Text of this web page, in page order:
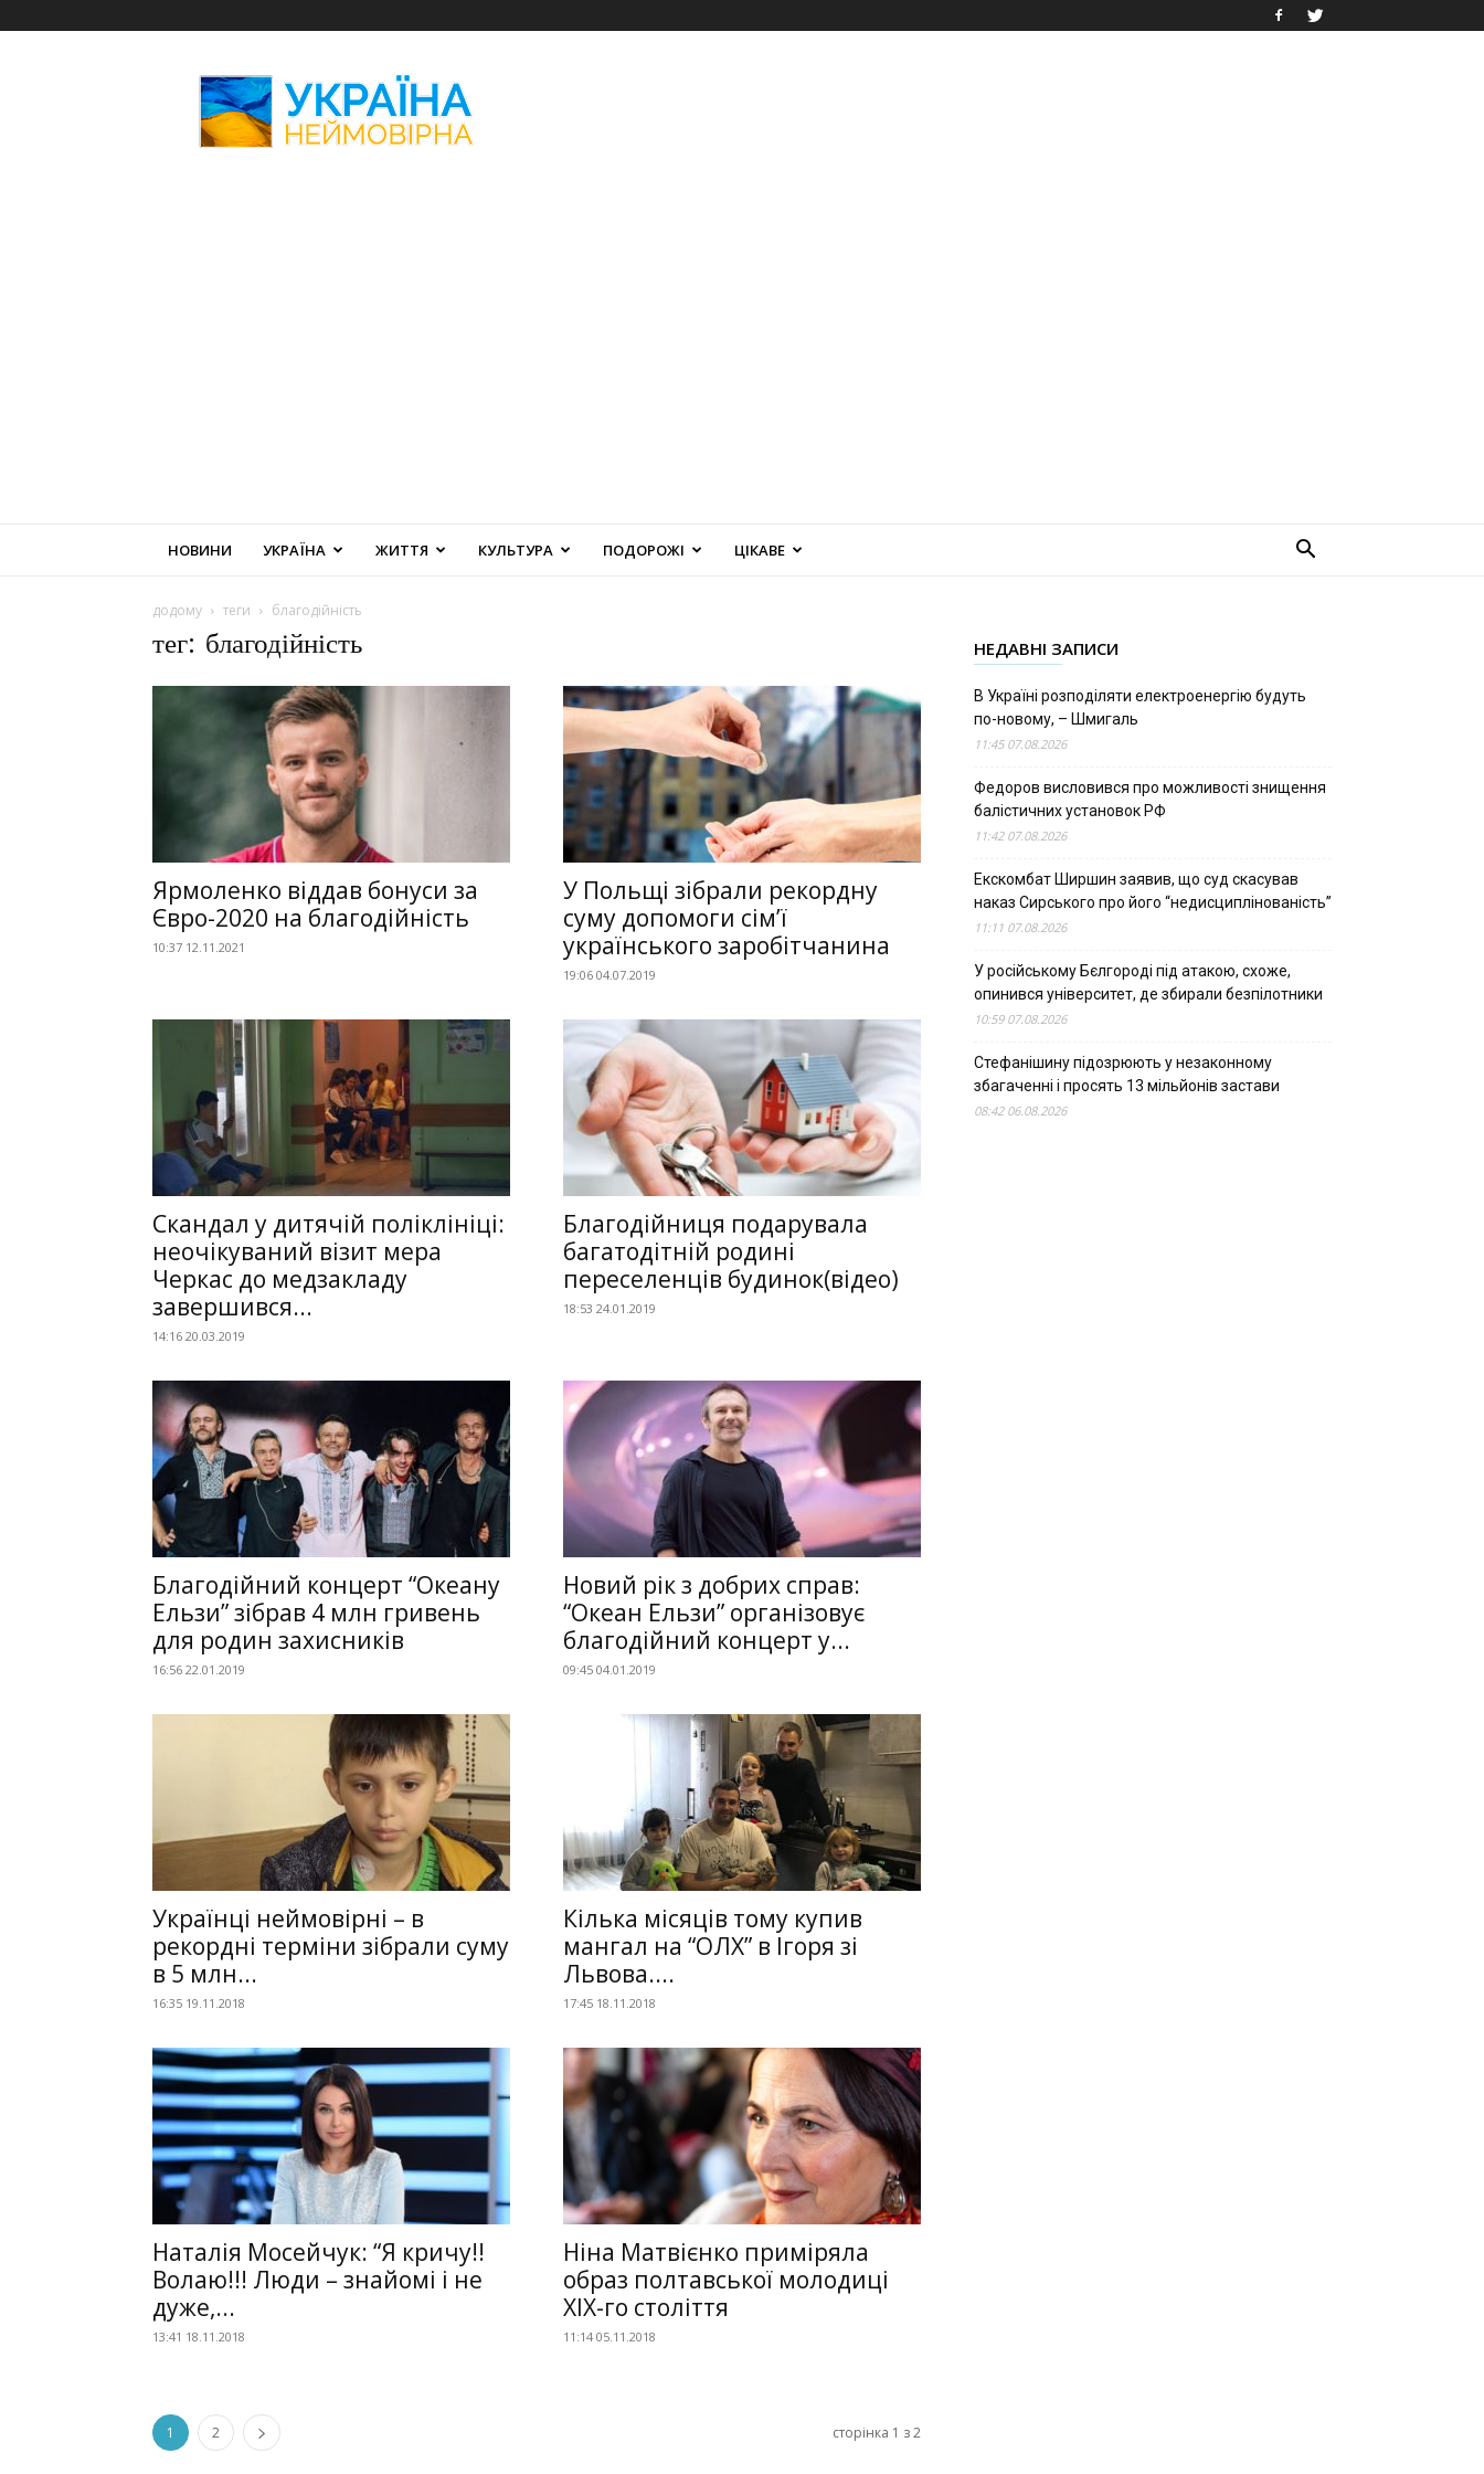
Неймовірна
НОВИНИ УКРАЇНА ЖИТТЯ КУЛЬТУРА ПОДОРОЖІ ЦІКАВЕ
додому теги благодійність
тег: благодійність
Ярмоленко віддав бонуси за
Євро-2020 на благодійність
10:37 12.11.2021
У Польщі зібрали рекордну
суму допомоги сім’ї
українського заробітчанина
19:06 04.07.2019
Скандал у дитячій поліклініці:
неочікуваний візит мера
Черкас до медзакладу
завершився...
14:16 20.03.2019
Благодійниця подарувала
багатодітній родині
переселенців будинок(відео)
18:53 24.01.2019
Благодійний концерт “Океану
Ельзи” зібрав 4 млн гривень
для родин захисників
16:56 22.01.2019
Новий рік з добрих справ:
“Океан Ельзи” організовує
благодійний концерт у...
09:45 04.01.2019
Українці неймовірні – в
рекордні терміни зібрали суму
в 5 млн...
16:35 19.11.2018
Кілька місяців тому купив
мангал на “ОЛХ” в Ігоря зі
Львова....
17:45 18.11.2018
Наталія Мосейчук: “Я кричу!!
Волаю!!! Люди – знайомі і не
дуже,...
13:41 18.11.2018
Ніна Матвієнко приміряла
образ полтавської молодиці
ХІХ-го століття
11:14 05.11.2018
1 2 сторінка 1 з 2
НЕДАВНІ ЗАПИСИ
В Україні розподіляти електроенергію будуть
по-новому, – Шмигаль
11:45 07.08.2026
Федоров висловився про можливості знищення
балістичних установок РФ
11:42 07.08.2026
Екскомбат Ширшин заявив, що суд скасував
наказ Сирського про його “недисциплінованість”
11:11 07.08.2026
У російському Бєлгороді під атакою, схоже,
опинився університет, де збирали безпілотники
10:59 07.08.2026
Стефанішину підозрюють у незаконному
збагаченні і просять 13 мільйонів застави
08:42 06.08.2026